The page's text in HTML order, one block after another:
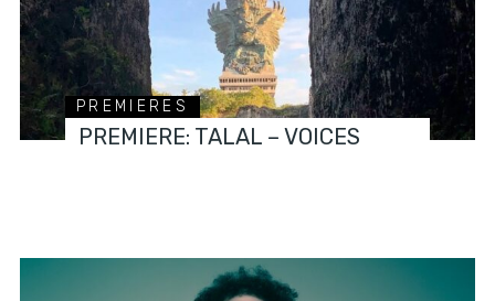
PREMIERES
PREMIERE: TALAL – VOICES